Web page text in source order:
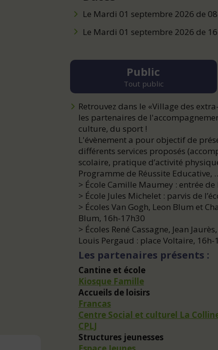
Le Mardi 01 septembre 2026 de
Le Mardi 01 septembre 2026 de
Public
Tout public
Retrouvez dans le «Village des
les partenaires de
culture, du sport !
L'évènement a pour objectif de
différents services proposés
scolaire, pratique d’activité
Programme de Réussite Educative,
> École Camille Maumey : entrée
> École Jules Michelet : parvis de
> Écoles Van Gogh, Leon Blum et
Blum, 16h-17h30
> Écoles René Cassagne, Jean
Louis Pergaud : place Voltaire, 16h-
Les partenaires présents :
Cantine et école
Kiosque Famille
Accueils de loisirs
Francas
Centre Social et culturel La
CPLJ
Structures jeunesses